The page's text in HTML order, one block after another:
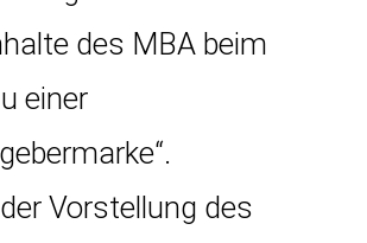
des MBA beim
einer
Vorstellung des